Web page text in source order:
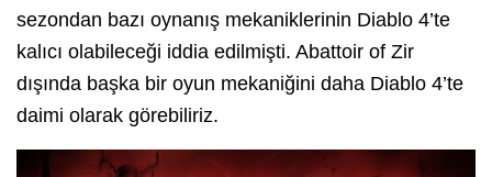
sezondan bazı oynanış mekaniklerinin Diablo 4’te
kalıcı olabileceği iddia edilmişti. Abattoir of Zir
dışında başka bir oyun mekaniğini daha Diablo 4’te
daimi olarak görebiliriz.